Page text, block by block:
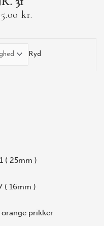
kr.
Ryd
( 25mm )
( 16mm )
orange prikker